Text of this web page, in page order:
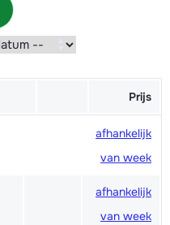
Prijs
afhankelijk
van week
afhankelijk
van week